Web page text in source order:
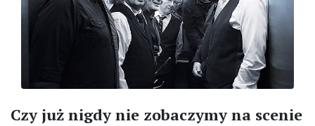
Czy już nigdy nie zobaczymy na scenie